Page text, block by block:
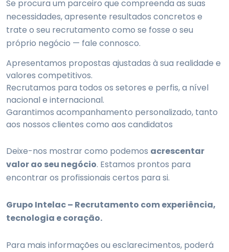
Se procura um parceiro que compreenda as suas
necessidades, apresente resultados concretos e
trate o seu recrutamento como se fosse o seu
próprio negócio — fale connosco.
Apresentamos propostas ajustadas à sua realidade e
valores competitivos.
Recrutamos para todos os setores e perfis, a nível
nacional e internacional.
Garantimos acompanhamento personalizado, tanto
aos nossos clientes como aos candidatos
Deixe-nos mostrar como podemos acrescentar
valor ao seu negócio. Estamos prontos para
encontrar os profissionais certos para si.
Grupo Intelac – Recrutamento com experiência,
tecnologia e coração.
Para mais informações ou esclarecimentos, poderá